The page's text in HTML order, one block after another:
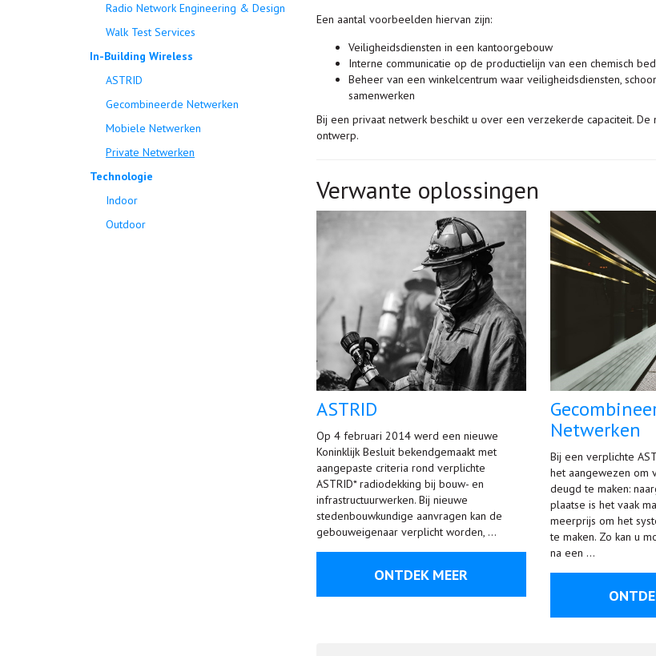
Radio Network Engineering & Design
Walk Test Services
In-Building Wireless
ASTRID
Gecombineerde Netwerken
Mobiele Netwerken
Private Netwerken
Technologie
Indoor
Outdoor
Een aantal voorbeelden hiervan zijn:
Veiligheidsdiensten in een kantoorgebouw
Interne communicatie op de productielijn van een chemisch
Beheer van een winkelcentrum waar veiligheidsdiensten,
samenwerken
Bij een privaat netwerk beschikt u over een verzekerde capaciteit.
ontwerp.
Verwante oplossingen
ASTRID
Op 4 februari 2014 werd een nieuwe
Koninklijk Besluit bekendgemaakt met
aangepaste criteria rond verplichte
ASTRID* radiodekking bij bouw- en
infrastructuurwerken. Bij nieuwe
stedenbouwkundige aanvragen kan de
gebouweigenaar verplicht worden, …
ONTDEK MEER
Netwerken
Bij een verplichte
het aangewezen om
deugd te maken:
plaatse is het vaak
meerprijs om het
te maken. Zo kan u
na een …